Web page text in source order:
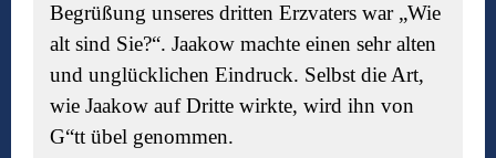
Begrüßung unseres dritten Erzvaters war „Wie
alt sind Sie?“. Jaakow machte einen sehr alten
und unglücklichen Eindruck. Selbst die Art,
wie Jaakow auf Dritte wirkte, wird ihn von
G“tt übel genommen.